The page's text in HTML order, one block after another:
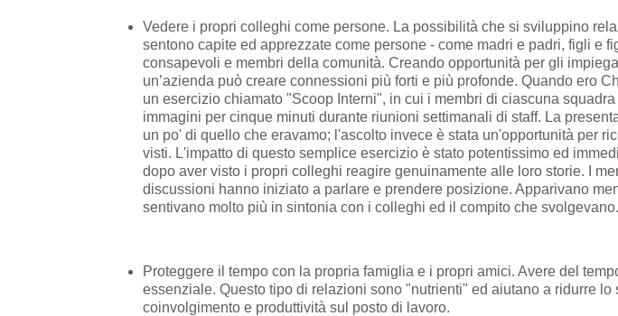
Vedere i propri colleghi come persone. La possibilità che si sviluppino
sentono capite ed apprezzate come persone - come madri e padri, figli e
consapevoli e membri della comunità. Creando opportunità per gli
un’azienda può creare connessioni più forti e più profonde. Quando ero
un esercizio chiamato "Scoop Interni", in cui i membri di ciascuna
immagini per cinque minuti durante riunioni settimanali di staff. La
un po' di quello che eravamo; l'ascolto invece è stata un'opportunità per
visti. L'impatto di questo semplice esercizio è stato potentissimo ed
dopo aver visto i propri colleghi reagire genuinamente alle loro storie. I
discussioni hanno iniziato a parlare e prendere posizione. Apparivano
sentivano molto più in sintonia con i colleghi ed il compito che svolgevano.
Proteggere il tempo con la propria famiglia e i propri amici. Avere del
essenziale. Questo tipo di relazioni sono "nutrienti" ed aiutano a ridurre
coinvolgimento e produttività sul posto di lavoro.